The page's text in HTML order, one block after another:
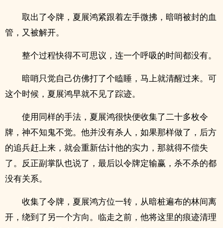
取出了令牌，夏展鸿紧跟着左手微拂，暗哨被封的血
管，又被解开。
整个过程快得不可思议，连一个呼吸的时间都没有。
暗哨只觉自己仿佛打了个瞌睡，马上就清醒过来。可
这个时候，夏展鸿早就不见了踪迹。
使用同样的手法，夏展鸿很快便收集了二十多枚令
牌，神不知鬼不觉。他并没有杀人，如果那样做了，后方
的追兵赶上来，就会重新估计他的实力，那就得不偿失
了。反正副掌队也说了，最后以令牌定输赢，杀不杀的都
没有关系。
收集了令牌，夏展鸿方位一转，从暗桩遍布的林间离
开，绕到了另一个方向。临走之前，他将这里的痕迹清理